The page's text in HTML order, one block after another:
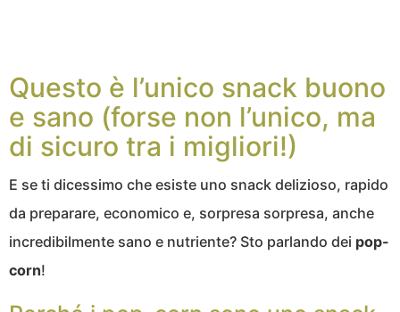
Questo è l’unico snack buono
e sano (forse non l’unico, ma
di sicuro tra i migliori!)
E se ti dicessimo che esiste uno snack delizioso, rapido
da preparare, economico e, sorpresa sorpresa, anche
incredibilmente sano e nutriente? Sto parlando dei pop-
corn!